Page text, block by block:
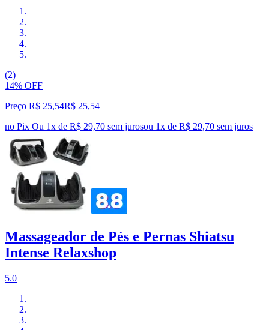
(2)
14% OFF
Preço R$ 25,54R$ 25,54
no Pix Ou 1x de R$ 29,70 sem jurosou 1x de R$ 29,70 sem juros
Massageador de Pés e Pernas Shiatsu
Intense Relaxshop
5.0